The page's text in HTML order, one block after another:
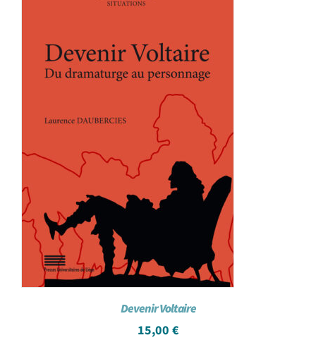
Panier WooCommerce
Devenir Voltaire
15,00 €